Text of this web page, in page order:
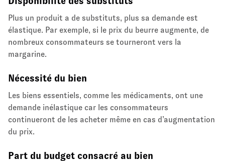
Plus un produit a de substituts, plus sa demande est
élastique. Par exemple, si le prix du beurre augmente, de
nombreux consommateurs se tourneront vers la
margarine.
Nécessité du bien
Les biens essentiels, comme les médicaments, ont une
demande inélastique car les consommateurs
continueront de les acheter même en cas d’augmentation
du prix.
Part du budget consacré au bien